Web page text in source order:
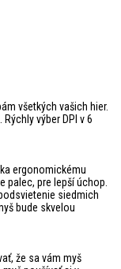
všetkých vašich hier.
výber DPI v 6
ergonomickému
palec, pre lepší úchop.
siedmich
bude skvelou
že sa vám myš